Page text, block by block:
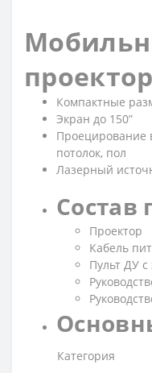
проектор
Компактные
Экран до 150”
Проецирование
потолок, пол
Лазерный
Состав
Проектор
Кабель
Пульт ДУ
Категория